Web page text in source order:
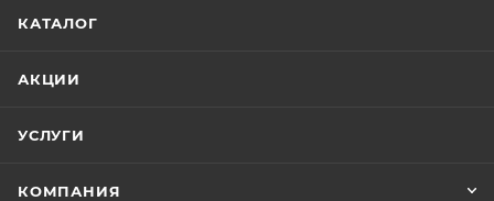
КАТАЛОГ
АКЦИИ
УСЛУГИ
КОМПАНИЯ